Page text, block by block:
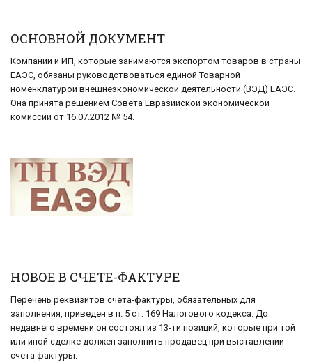
ОСНОВНОЙ ДОКУМЕНТ
Компании и ИП, которые занимаются экспортом товаров в страны
ЕАЭС, обязаны руководствоваться единой Товарной
номенклатурой внешнеэкономической деятельности (ВЭД) ЕАЭС.
Она принята решением Совета Евразийской экономической
комиссии от 16.07.2012 № 54.
НОВОЕ В СЧЕТЕ-ФАКТУРЕ
Перечень реквизитов счета-фактуры, обязательных для
заполнения, приведен в п. 5 ст. 169 Налогового кодекса. До
недавнего времени он состоял из 13-ти позиций, которые при той
или иной сделке должен заполнить продавец при выставлении
счета фактуры.